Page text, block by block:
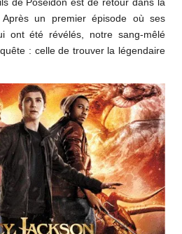
de Poséidon est de retour dans la
un premier épisode où ses
ont été révélés, notre sang-mêlé
: celle de trouver la légendaire